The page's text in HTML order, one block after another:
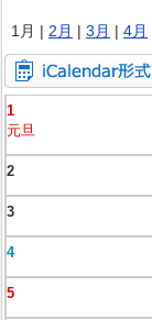
1月 | 2月 | 3月 | 4月
1
元旦
2
3
4
5